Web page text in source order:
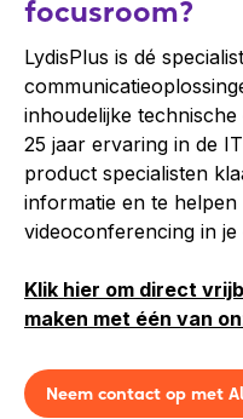
focusroom?
LydisPlus is dé
inhoudelijke
25 jaar ervaring in de
product specialisten
informatie en te
videoconferencing in je
Klik hier om direct
maken met één van
Neem contact op met